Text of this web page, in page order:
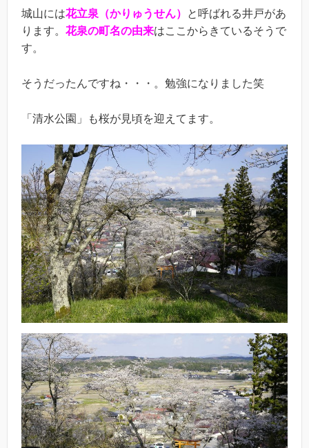
城山には花立泉（かりゅうせん）
と呼ばれる井戸があ
ります。 花泉の町名の由来はここからきているそうで
す。
そうだったんですね・・・。勉強になりました笑
「清水公園」も桜が見頃を迎えてます。